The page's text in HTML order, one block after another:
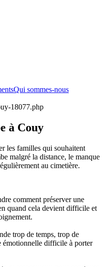
Qui sommes-nous
18077.php
à Couy
les familles qui souhaitent
malgré la distance, le manque
au cimetière.
comment préserver une
quand cela devient difficile et
trop de temps, trop de
émotionnelle difficile à porter